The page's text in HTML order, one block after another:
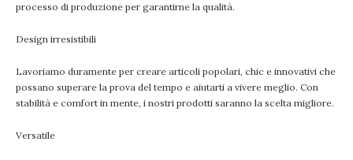
processo di produzione per garantirne la qualità.
Design irresistibili
Lavoriamo duramente per creare articoli popolari, chic e innovativi che
possano superare la prova del tempo e aiutarti a vivere meglio. Con
stabilità e comfort in mente, i nostri prodotti saranno la scelta migliore.
Versatile